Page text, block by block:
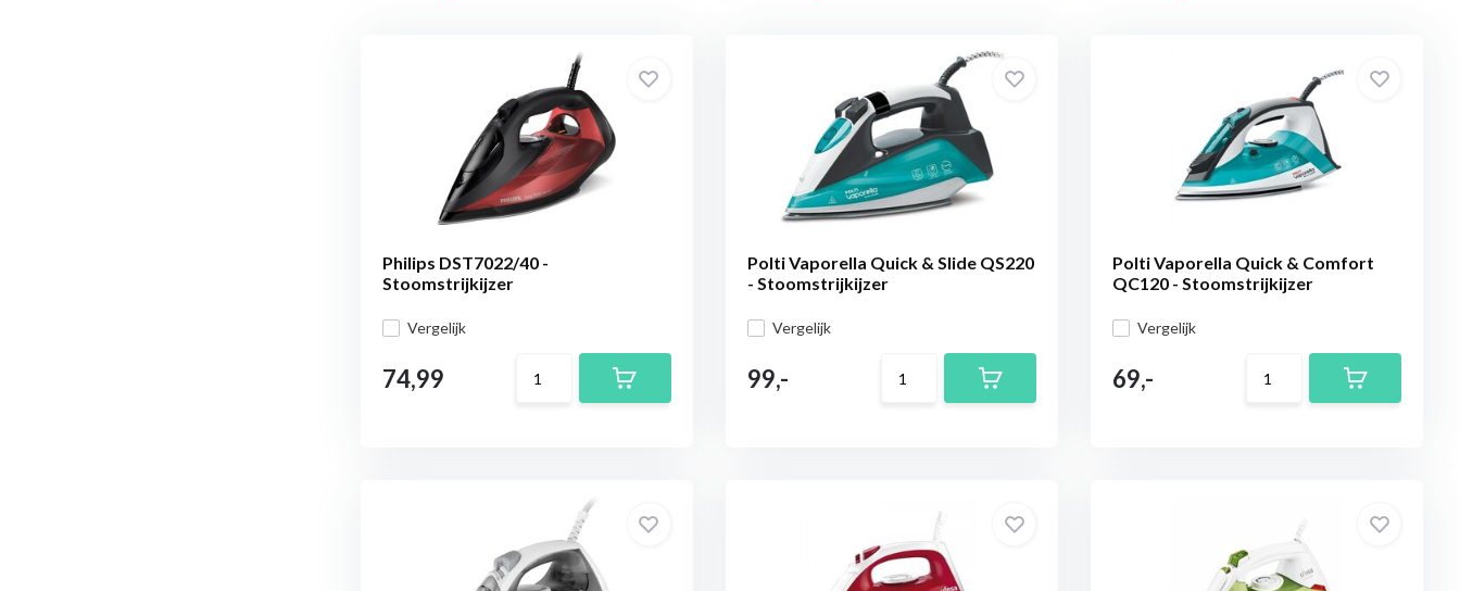
Philips DST7022/40 -
Stoomstrijkijzer
Vergelijk
74,99
Polti Vaporella Quick & Slide QS220
- Stoomstrijkijzer
Vergelijk
99,-
Polti Vaporella Quick & Comfort
QC120 - Stoomstrijkijzer
Vergelijk
69,-